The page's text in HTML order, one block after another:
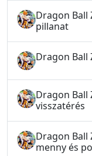
Dragon Ball
pillanat
Dragon Ball
Dragon Ball
visszatérés
Dragon Ball
menny és